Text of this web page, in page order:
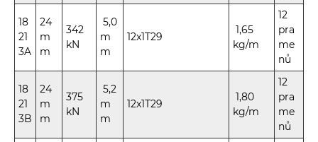
18
21
3A
24
m
m
342
kN
5,0
m
m
12x1T29
1,65
kg/m
12
pra
me
nů
18
21
3B
24
m
m
375
kN
5,2
m
m
12x1T29
1,80
kg/m
12
pra
me
nů